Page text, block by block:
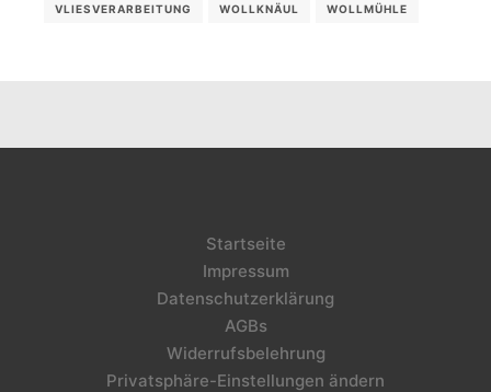
VLIESVERARBEITUNG WOLLKNÄUL WOLLMÜHLE
Startseite
Impressum
Datenschutzerklärung
AGBs
Widerrufsbelehrung
Privatsphäre-Einstellungen ändern